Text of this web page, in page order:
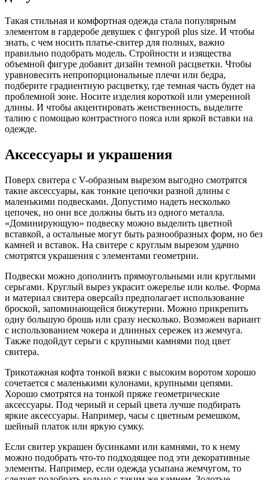
Такая стильная и комфортная одежда стала популярным
элементом в гардеробе девушек с фигурой plus size. И чтобы
знать, с чем носить платье-свитер для полных, важно
правильно подобрать модель. Стройности и изящества
объемной фигуре добавит дизайн темной расцветки. Чтобы
уравновесить непропорциональные плечи или бедра,
подберите градиентную расцветку, где темная часть будет на
проблемной зоне. Носите изделия короткой или умеренной
длины. И чтобы акцентировать женственность, выделите
талию с помощью контрастного пояса или яркой вставки на
одежде.
Аксессуары и украшения
Поверх свитера с V-образным вырезом выгодно смотрятся
такие аксессуары, как тонкие цепочки разной длины с
маленькими подвесками. Допустимо надеть несколько
цепочек, но они все должны быть из одного металла.
«Доминирующую» подвеску можно выделить цветной
вставкой, а остальные могут быть разнообразных форм, но без
камней и вставок. На свитере с круглым вырезом удачно
смотрятся украшения с элементами геометрии.
Подвески можно дополнить прямоугольными или круглыми
серьгами. Круглый вырез украсит ожерелье или колье. Форма
и материал свитера оверсайз предполагает использование
броской, запоминающейся бижутерии. Можно прикрепить
одну большую брошь или сразу несколько. Возможен вариант
с использованием чокера и длинных сережек из жемчуга.
Также подойдут серьги с крупными камнями под цвет
свитера.
Трикотажная кофта тонкой вязки с высоким воротом хорошо
сочетается с маленькими кулонами, крупными цепями.
Хорошо смотрятся на тонкой пряже геометрические
аксессуары. Под черный и серый цвета лучше подбирать
яркие аксессуары. Например, часы с цветным ремешком,
шейный платок или яркую сумку.
Если свитер украшен бусинками или камнями, то к нему
можно подобрать что-то подходящее под эти декоративные
элементы. Например, если одежда усыпана жемчугом, то